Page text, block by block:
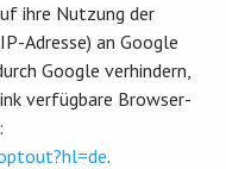
ihre Nutzung der
Adresse) an Google
Google verhindern,
verfügbare Browser-
.